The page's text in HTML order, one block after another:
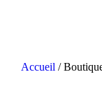
Accueil /